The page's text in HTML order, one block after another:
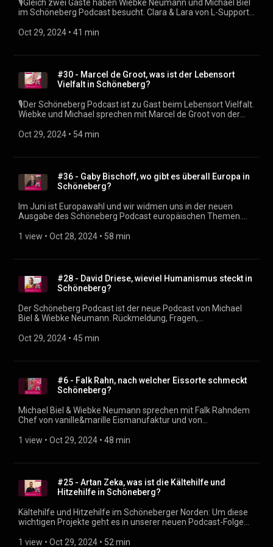
🎙Gleich zwei Gäste haben Wiebke Neumann und Michael Biel
im Schöneberg Podcast besucht. Clara & Lara von L-Support
Gewaltprojekt, ihre Arbeit und steigende Gewalt gegen
(mailto:podcast@dein-schöneberg.de) Social Media und
Links:⁠⁠ https://dein-schöneberg.de/podcast⁠⁠ Produzent: ⁠⁠Justin
Sudbrak (https://sudbrak.eu)
Oct 29, 2024 • 41 min
#30 - Marcel de Groot, was ist der Lebensort
Vielfalt in Schöneberg?
🎙Der Schöneberg Podcast ist zu Gast beim Lebensort Vielfalt.
Wiebke und Michael sprechen mit Marcel de Groot von der
und darüber, dass die steigende Gewalt gegen die Queere
Rückmeldung, Fragen, Themenvorschläge? ⁠podcast@dein-
schöneberg.de⁠ (mailto:podcast@dein-schöneberg.de) Social
Media und Links:⁠ https://dein-schöneberg.de/podcast⁠
Produzent: ⁠Justin Sudbrak (https://sudbrak.eu)
Oct 29, 2024 • 54 min
#36 - Gaby Bischoff, wo gibt es überall Europa in
Schöneberg?
Im Juni ist Europawahl und wir widmen uns in der neuen
Ausgabe des Schöneberg Podcast europäischen Themen.
Europa gegen den Klimawandel. Mit der Berliner SPD-
1 view • Oct 28, 2024 • 58 min
#28 - David Driese, wieviel Humanismus steckt in
Schöneberg?
Der Schöneberg Podcast ist der neue Podcast von Michael
Biel & Wiebke Neumann. Rückmeldung, Fragen,
(mailto:podcast@dein-schöneberg.de) Social Media und
Oct 29, 2024 • 45 min
#6 - Falk Rahn, nach welcher Eissorte schmeckt
Schöneberg?
Michael Biel & Wiebke Neumann sprechen mit Falk Rahndem
Chef von vanille&marille Eismanufaktur und von
Produktionsstätte im Naumannpark und über die beste
Fragen, Themenvorschläge? podcast@dein-schöneberg.de
(mailto:podcast@dein-schöneberg.de) Social Media und
Links: https://dein-schöneberg.de/podcast Produzent: Justin
Sudbrak
1 view • Oct 29, 2024 • 48 min
#25 - Artan Zeka, was ist die Kältehilfe und
Hitzehilfe in Schöneberg?
Kältehilfe und Hitzehilfe im Schöneberger Norden: Um diese
wichtigen Projekte geht es in unserer neuen Podcast-Folge
Straße. Niedrigschwellige Angebote für obdachlose
1 view • Oct 29, 2024 • 52 min